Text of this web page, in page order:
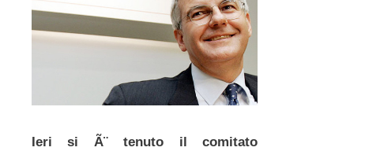
Ieri si Ã¨ tenuto il comitato